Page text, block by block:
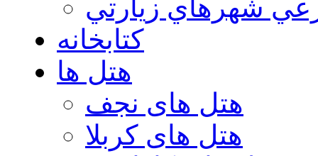
شهرهاي زيارتي
کتابخانه
هتل ها
هتل های نجف
هتل های کربلا